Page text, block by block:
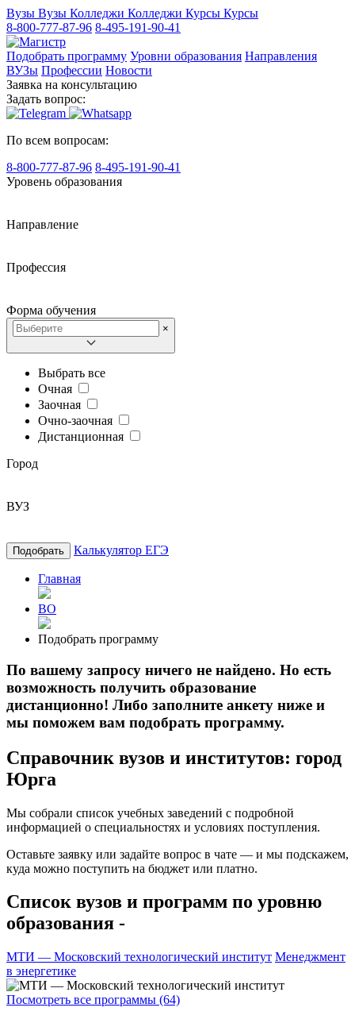
Вузы Вузы Колледжи Колледжи Курсы Курсы
8-800-777-87-96 8-495-191-90-41
Подобрать программу Уровни образования Направления
ВУЗы Профессии Новости
Заявка на консультацию
Задать вопрос:
По всем вопросам:
8-800-777-87-96 8-495-191-90-41
Уровень образования
Направление
Профессия
Форма обучения
×
Выбрать все
Очная
Заочная
Очно-заочная
Дистанционная
Город
ВУЗ
Подобрать Калькулятор ЕГЭ
Главная
ВО
Подобрать программу
По вашему запросу ничего не найдено. Но есть
возможность получить образование
дистанционно! Либо заполните анкету ниже и
мы поможем вам подобрать программу.
Справочник вузов и институтов: город
Юрга
Мы собрали список учебных заведений с подробной
информацией о специальностях и условиях поступления.
Оставьте заявку или задайте вопрос в чате — и мы подскажем,
куда можно поступить на бюджет или платно.
Список вузов и программ по уровню
образования -
МТИ — Московский технологический институт Менеджмент
в энергетике
Посмотреть все программы (64)